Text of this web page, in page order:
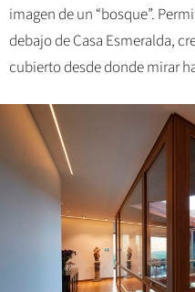
imagen de un “bosque”.
debajo de Casa Esmeralda,
cubierto desde donde mirar